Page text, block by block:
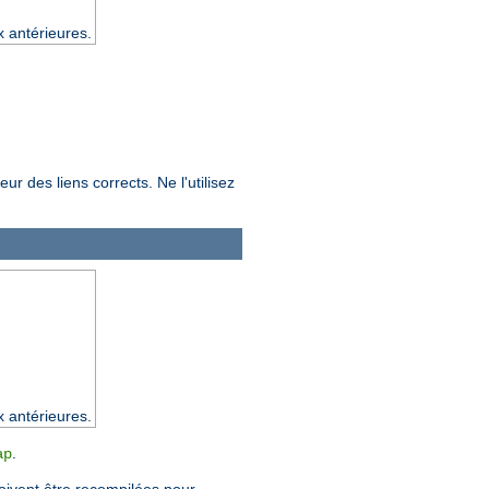
antérieures.
des liens corrects. Ne l'utilisez
antérieures.